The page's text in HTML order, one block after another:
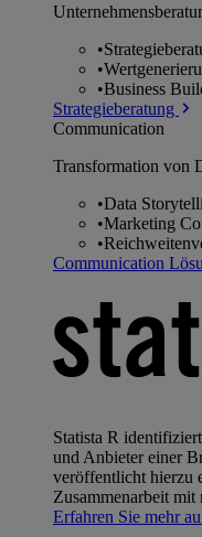
•
•
•Business
Strategieberatung
Communication
Transformation von
•Data
•Marketing
•
Communication
Statista R
und Anbieter einer
veröffentlicht hierzu
Zusammenarbeit
Erfahren Sie mehr